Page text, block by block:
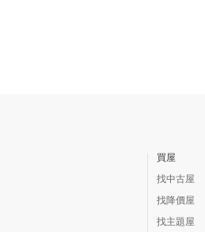
買屋
找中古屋
找降價屋
找主題屋